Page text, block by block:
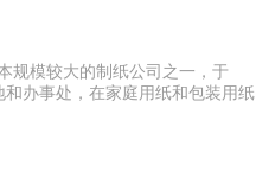
规模较大的制纸公司之一，于
办事处，在家庭用纸和包装用纸